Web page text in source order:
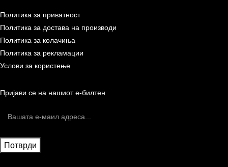
Политика за приватност
Политика за достава на производи
Политика за колачиња
Политика за рекламации
Услови за користење
Пријави се на нашиот е-билтен